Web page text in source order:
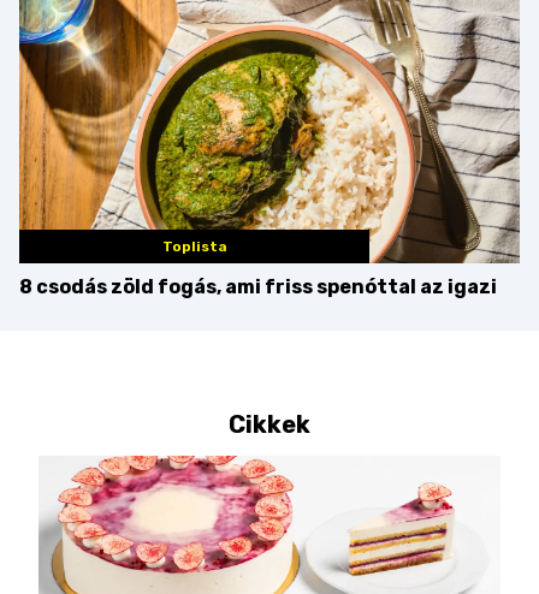
Toplista
8 csodás zöld fogás, ami friss spenóttal az igazi
Cikkek